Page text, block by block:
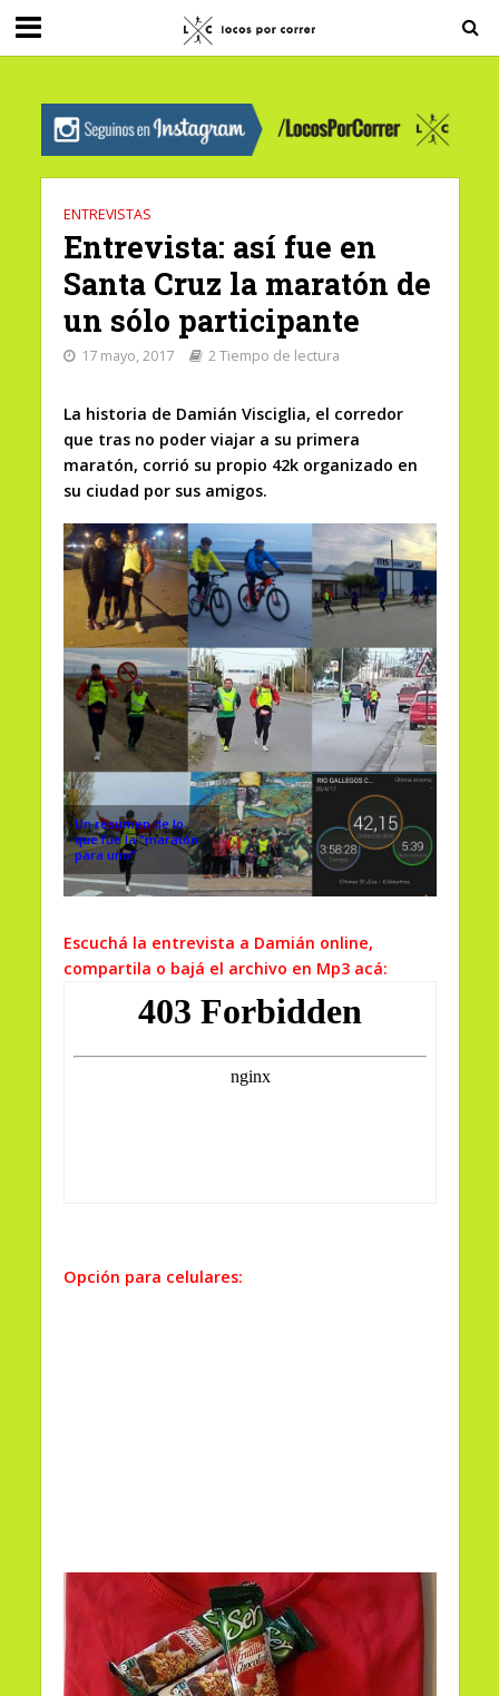
G-0X2PD3RFLV
ENTREVISTAS
Entrevista: así fue en
Santa Cruz la maratón de
un sólo participante
17 mayo, 2017 2 Tiempo de lectura
La historia de Damián Visciglia, el corredor
que tras no poder viajar a su primera
maratón, corrió su propio 42k organizado en
su ciudad por sus amigos.
Un resumen de lo
que fue la “maratón
para uno”
Escuchá la entrevista a Damián online,
compartila o bajá el archivo en Mp3 acá:
Opción para celulares: